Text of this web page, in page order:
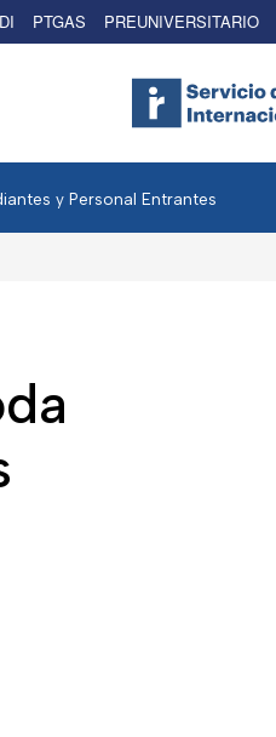
PTGAS PREUNIVERSITARIO
y Personal Entrantes